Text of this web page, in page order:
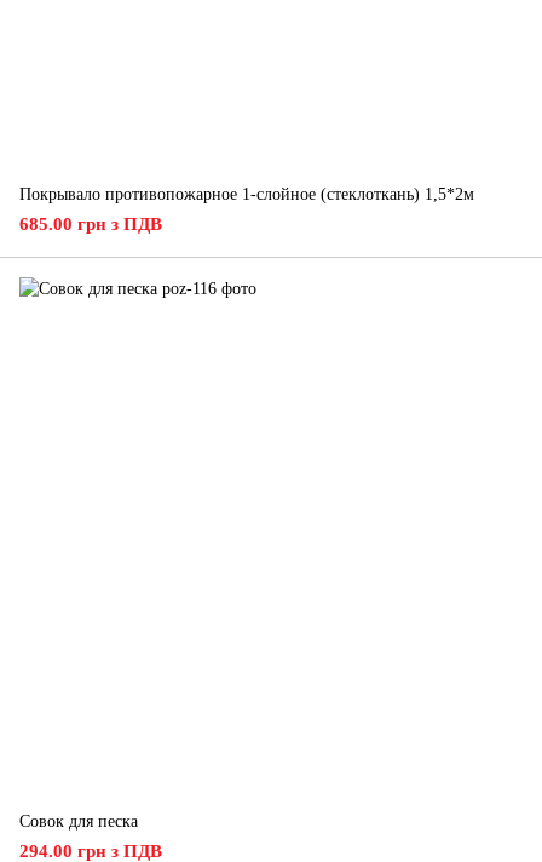
Покрывало противопожарное 1-слойное (стеклоткань) 1,5*2м
685.00 грн з ПДВ
Совок для песка
294.00 грн з ПДВ